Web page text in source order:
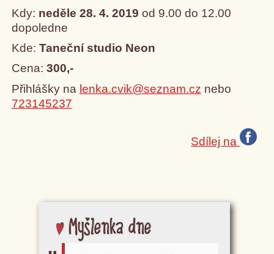
Kdy: neděle 28. 4. 2019 od 9.00 do 12.00
dopoledne
Kde: Taneční studio Neon
Cena: 300,-
Přihlášky na lenka.cvik@seznam.cz nebo
723145237
Sdílej na
Myšlenka dne